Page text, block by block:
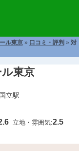
ル東京» 口コミ・評判 » 対
ル東京
立駅
立地・雰囲気:2.5